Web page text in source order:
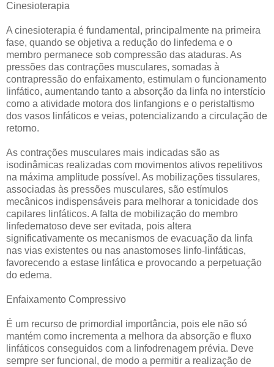
Cinesioterapia
A cinesioterapia é fundamental, principalmente na primeira
fase, quando se objetiva a redução do linfedema e o
membro permanece sob compressão das ataduras. As
pressões das contrações musculares, somadas à
contrapressão do enfaixamento, estimulam o funcionamento
linfático, aumentando tanto a absorção da linfa no interstício
como a atividade motora dos linfangions e o peristaltismo
dos vasos linfáticos e veias, potencializando a circulação de
retorno.
As contrações musculares mais indicadas são as
isodinâmicas realizadas com movimentos ativos repetitivos
na máxima amplitude possível. As mobilizações tissulares,
associadas às pressões musculares, são estímulos
mecânicos indispensáveis para melhorar a tonicidade dos
capilares linfáticos. A falta de mobilização do membro
linfedematoso deve ser evitada, pois altera
significativamente os mecanismos de evacuação da linfa
nas vias existentes ou nas anastomoses linfo-linfáticas,
favorecendo a estase linfática e provocando a perpetuação
do edema.
Enfaixamento Compressivo
É um recurso de primordial importância, pois ele não só
mantém como incrementa a melhora da absorção e fluxo
linfáticos conseguidos com a linfodrenagem prévia. Deve
sempre ser funcional, de modo a permitir a realização de